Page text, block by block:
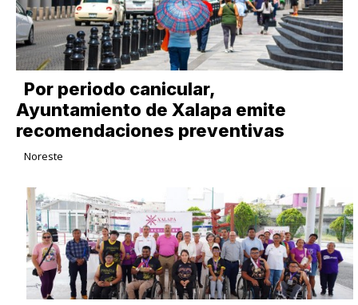
Por periodo canicular,
Ayuntamiento de Xalapa emite
recomendaciones preventivas
Noreste